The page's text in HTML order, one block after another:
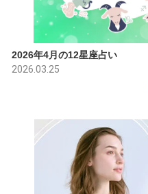
2026年4月の12星座占い
2026.03.25